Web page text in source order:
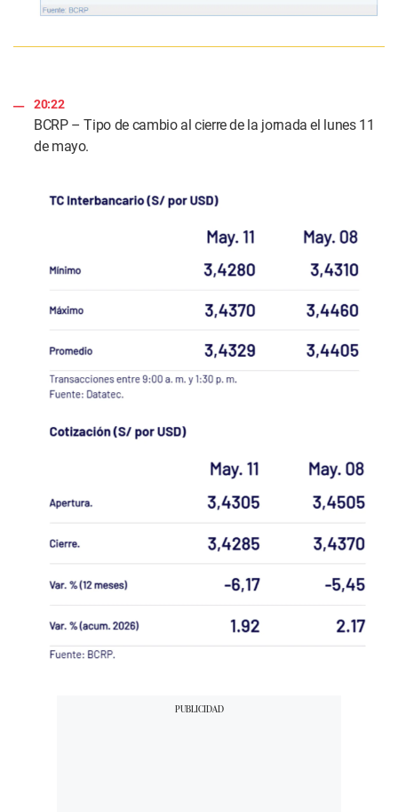
20:22
BCRP – Tipo de cambio al cierre de la jornada el lunes 11
de mayo.